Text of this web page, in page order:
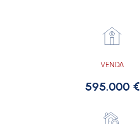
VENDA
595.000 €